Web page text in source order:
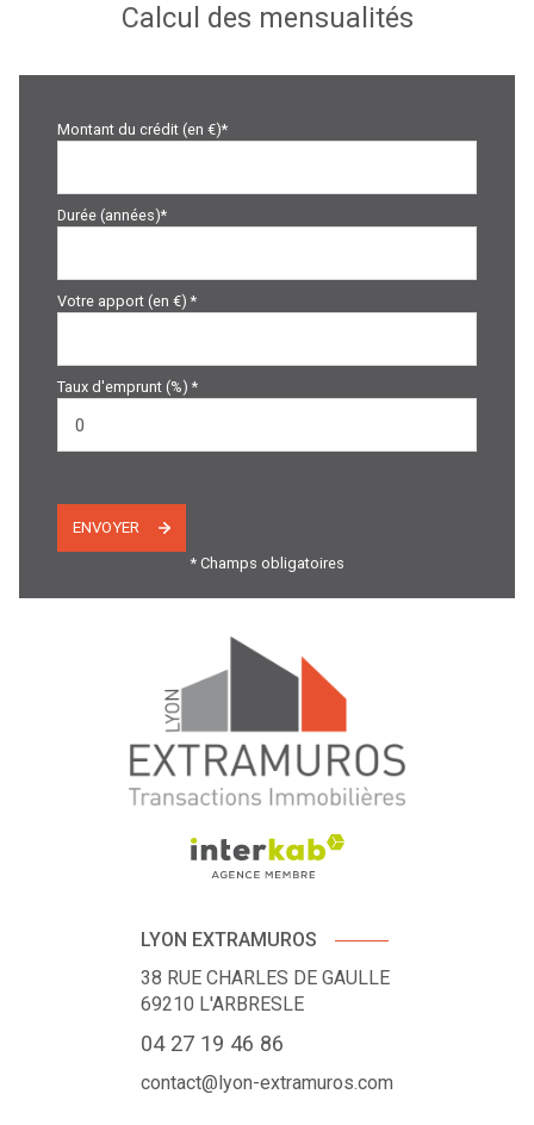
Calcul des mensualités
Montant du crédit (en €)*
Durée (années)*
Votre apport (en €) *
Taux d'emprunt (%) *
ENVOYER
* Champs obligatoires
LYON EXTRAMUROS
38 RUE CHARLES DE GAULLE
69210 L'ARBRESLE
04 27 19 46 86
contact@lyon-extramuros.com